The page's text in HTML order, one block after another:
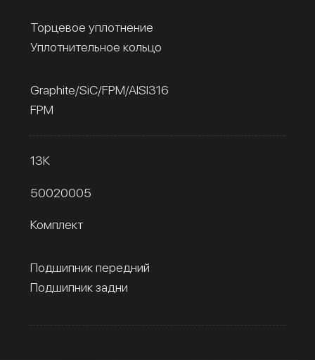
Торцевое уплотнение
Уплотнительное кольцо
Graphite/SiC/FPM/AISI316
FPM
13К
50020005
Комплект
Подшипник передний
Подшипник задни